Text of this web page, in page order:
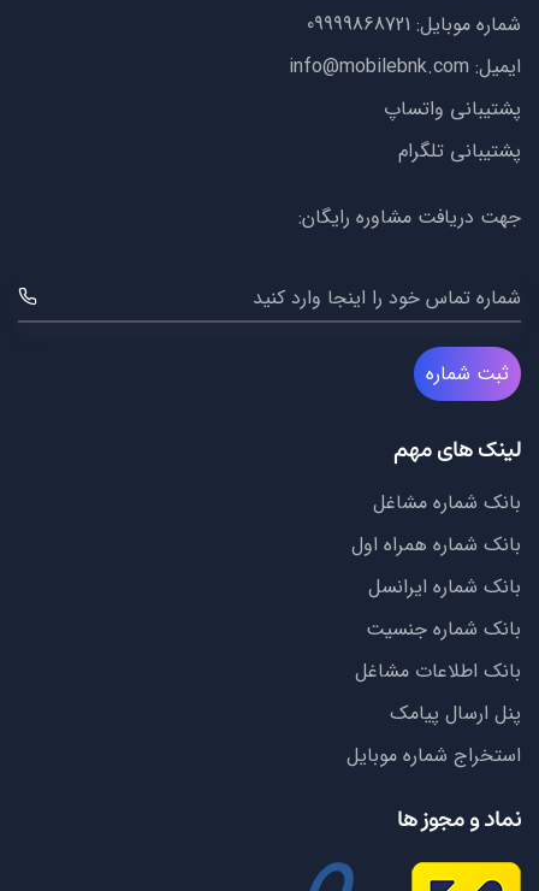
شماره موبایل: 09999868721
ایمیل: info@mobilebnk.com
پشتیبانی واتساپ
پشتیبانی تلگرام
جهت دریافت مشاوره رایگان:
شماره تماس خود را اینجا وارد کنید
ثبت شماره
لینک های مهم
بانک شماره مشاغل
بانک شماره همراه اول
بانک شماره ایرانسل
بانک شماره جنسیت
بانک اطلاعات مشاغل
پنل ارسال پیامک
استخراج شماره موبایل
نماد و مجوز ها